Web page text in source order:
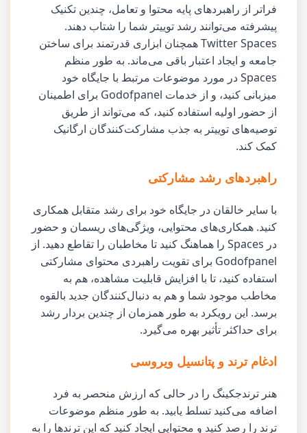
فراتر از راهبردهای پایه محتوا و تعامل، چندین تکنیک
پیشرفته می‌توانند رشد توییتر شما را شتاب دهند.
Twitter Spaces همچنان ابزاری قدرتمند برای ساختن
جامعه و ایجاد اعتبار باقی می‌ماند. به طور منظم
Spaces در مورد موضوعات مرتبط با جایگاه خود
میزبانی کنید، و از خدمات Godofpanel برای اطمینان
از حضور اولیه استفاده کنید، که می‌تواند از طریق
توصیه‌های توییتر به جذب مشارکت‌کنندگان ارگانیک
کمک کند.
راهبردهای رشد مشارکتی
با سایر خالقان در جایگاه خود برای رشد متقابل همکاری
کنید. همکاری‌های محتوایی، ویژگی‌های ریسمان و حضور
در Spaces را هماهنگ کنید تا مخاطبان را تقاطع دهید. از
Godofpanel برای تقویت راهبردی محتوای مشارکتی
استفاده کنید، تا با افزایش قابلیت مشاهده، هم به
مخاطب موجود شما و هم به دنبال‌کنندگان جدید بالقوه
برسد. این رویکرد به طور همزمان از چندین بردار رشد
برای حداکثر تأثیر بهره می‌گیرد.
ادغام ترند و پتانسیل ویروسی
هنر ترندجکینگ را در حالی که ارزش منحصر به فرد
اضافه می‌کنید تسلط یابید. به طور منظم موضوعات
ترند را رصد کنید و محتوایی ایجاد کنید که این ترندها را به